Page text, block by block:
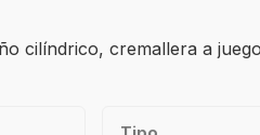
cilíndrico, cremallera a